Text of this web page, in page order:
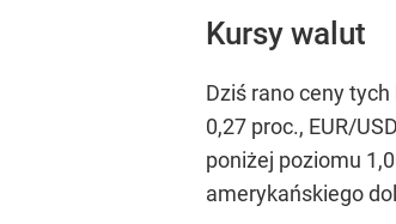
Kursy walut
Dziś rano ceny
0,27 proc., EUR/
poniżej poziomu
amerykańskiego